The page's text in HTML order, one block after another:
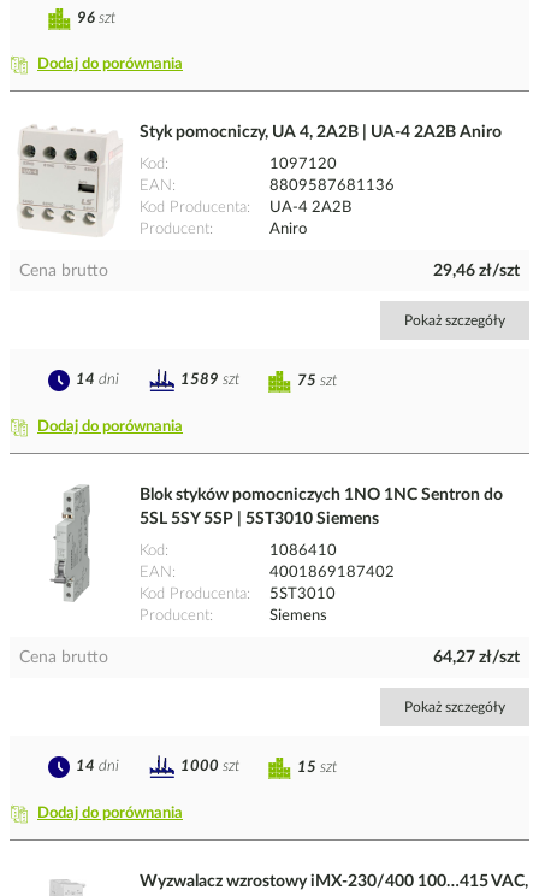
Dodaj do porównania
96 szt
Styk pomocniczy, UA 4, 2A2B | UA-4 2A2B Aniro
Kod
1097120
EAN
8809587681136
Kod Producenta
UA-4 2A2B
Producent
Aniro
Cena brutto 29,46 zł/szt
Pokaż szczegóły
Dodaj do porównania
75 szt
14 dni 1589 szt
Blok styków pomocniczych 1NO 1NC Sentron do
5SL 5SY 5SP | 5ST3010 Siemens
Kod
1086410
EAN
4001869187402
Kod Producenta
5ST3010
Producent
Siemens
Cena brutto 64,27 zł/szt
Pokaż szczegóły
Dodaj do porównania
15 szt
14 dni 1000 szt
Wyzwalacz wzrostowy iMX-230/400 100…415 VAC,